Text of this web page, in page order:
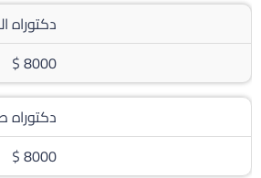
دكتوراه
8000 $
دكتوراه
8000 $